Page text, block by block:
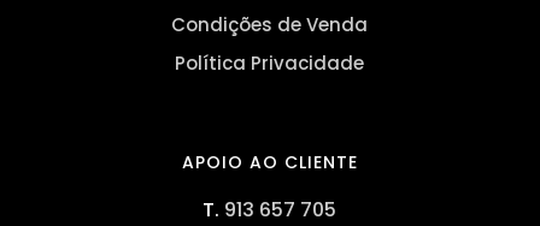
Condições de Venda
Política Privacidade
APOIO AO CLIENTE
T. 913 657 705